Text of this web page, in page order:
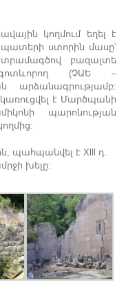
կողմում եղել է
ստորին մասը՝
բազալտե
(ՉԱԵ –
արձանագրությամբ:
է Մարծպանի
պարոնության
պահպանվել է Xlll դ.
խելը: